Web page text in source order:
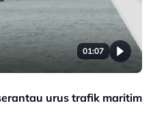
01:07
urus trafik maritim